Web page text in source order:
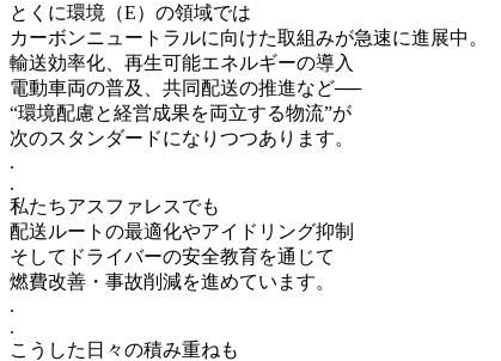
とくに環境（E）の領域では
カーボンニュートラルに向けた取組みが急速に進展中。
輸送効率化、再生可能エネルギーの導入
電動車両の普及、共同配送の推進など──
“環境配慮と経営成果を両立する物流”が
次のスタンダードになりつつあります。
.
.
私たちアスファレスでも
配送ルートの最適化やアイドリング抑制
そしてドライバーの安全教育を通じて
燃費改善・事故削減を進めています。
.
.
こうした日々の積み重ねも